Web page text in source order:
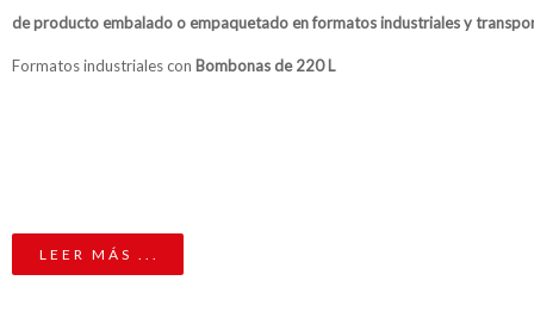
de producto embalado o empaquetado en formatos industriales y
Formatos industriales con Bombonas de 220 L
LEER MÁS ...